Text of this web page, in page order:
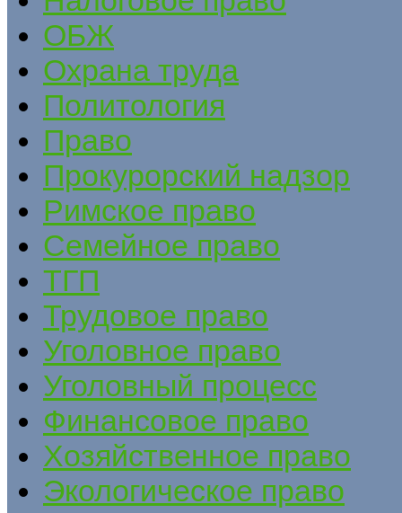
ОБЖ
Охрана труда
Политология
Право
Прокурорский надзор
Римское право
Семейное право
ТГП
Трудовое право
Уголовное право
Уголовный процесс
Финансовое право
Хозяйственное право
Экологическое право